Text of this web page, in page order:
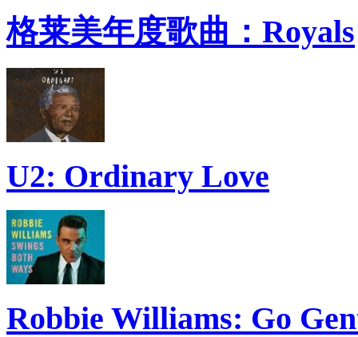
格莱美年度歌曲：Royals
U2: Ordinary Love
Robbie Williams: Go